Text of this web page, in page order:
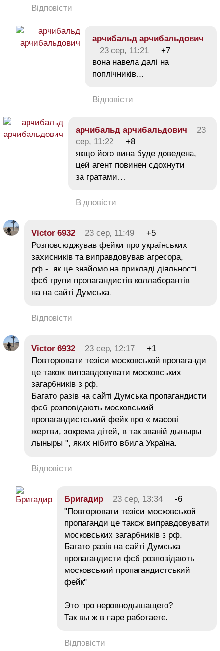
Відповісти
арчибальд арчибальдович
23 сер, 11:21
+7
вона навела далі на
поплічників…
Відповісти
арчибальд арчибальдович
23
сер, 11:22
+8
якщо його вина буде доведена,
цей агент повинен сдохнути
за гратами…
Відповісти
Victor 6932 23 сер, 11:49
+5
Розповсюджував фейки про українських
захисників та виправдовував агресора,
рф - як це знайомо на прикладі діяльності
фсб групи пропагандистів коллаборантів
на на сайті Думська.
Відповісти
Victor 6932 23 сер, 12:17
+1
Повторювати тезіси московськой пропаганди
це також виправдовувати московських
загарбників з рф.
Багато разів на сайті Думська пропагандисти
фсб розповідають московський
пропагандистський фейк про « масові
жертви, зокрема дітей, в так званій дыныры
лыныры ", яких нібито вбила Україна.
Відповісти
Бригадир 23 сер, 13:34
-6
"Повторювати тезіси московськой
пропаганди це також виправдовувати
московських загарбників з рф.
Багато разів на сайті Думська
пропагандисти фсб розповідають
московський пропагандистський
фейк"
Это про неровнодышащего?
Так вы ж в паре работаете.
Відповісти